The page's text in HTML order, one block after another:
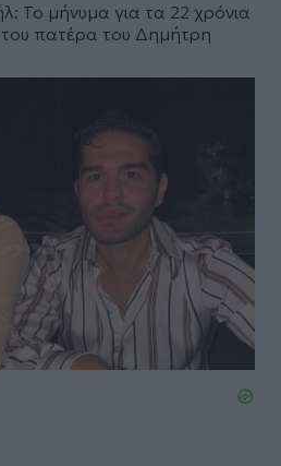
Το μήνυμα για τα 22 χρόνια
πατέρα του Δημήτρη